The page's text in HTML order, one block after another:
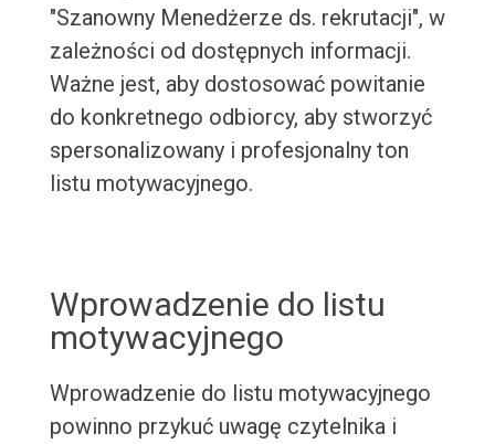
"Szanowny Menedżerze ds. rekrutacji", w
zależności od dostępnych informacji.
Ważne jest, aby dostosować powitanie
do konkretnego odbiorcy, aby stworzyć
spersonalizowany i profesjonalny ton
listu motywacyjnego.
Wprowadzenie do listu
motywacyjnego
Wprowadzenie do listu motywacyjnego
powinno przykuć uwagę czytelnika i